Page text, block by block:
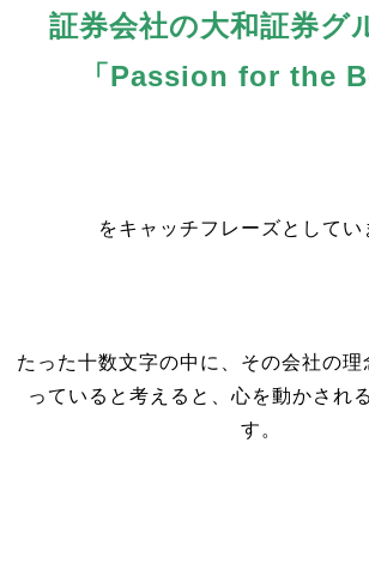
証券会社の大和証券グ
「Passion for the
をキャッチフレーズとしてい
たった十数文字の中に、その会社の理
っていると考えると、心を動かされ
す。